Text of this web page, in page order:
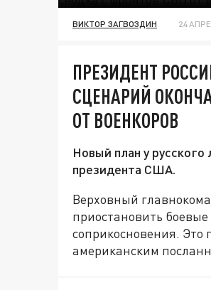
ВИКТОР ЗАГВОЗДИН 24
ПРЕЗИДЕНТ
СЦЕНАРИЙ
ОТ ВОЕНКОРОВ
Новый план у русского
президента США.
Верховный
приостановить
соприкосновения. Это
американским